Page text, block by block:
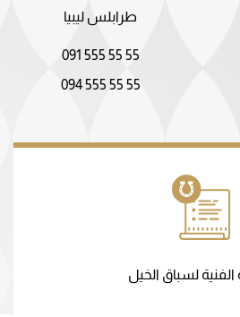
طرابلس ليبيا
091 555 55 55
094 555 55 55
الفنية لسباق الخيل